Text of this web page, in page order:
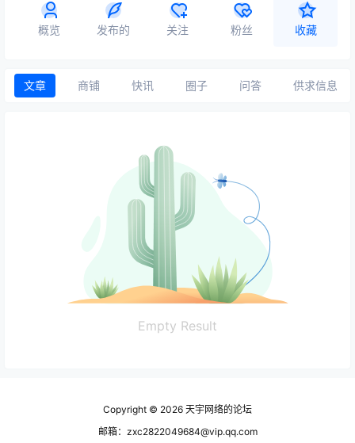
概览 发布的 关注 粉丝 收藏
文章 商铺 快讯 圈子 问答 供求信息
Empty Result
Copyright © 2026 天宇网络的论坛
邮箱：zxc2822049684@vip.qq.com